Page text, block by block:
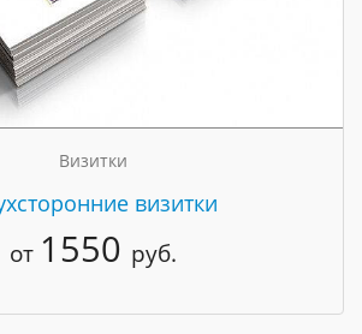
Визитки
визитки
от 1550 руб.